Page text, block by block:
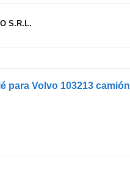
S.R.L.
para Volvo 103213 camión